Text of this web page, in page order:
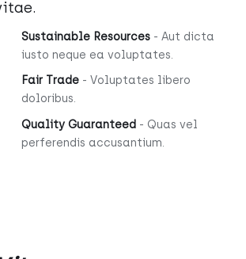
Sustainable Resources- Aut dicta
iusto neque ea voluptates.
Fair Trade- Voluptates libero
doloribus.
Quality Guaranteed - Quas vel
perferendis accusantium.